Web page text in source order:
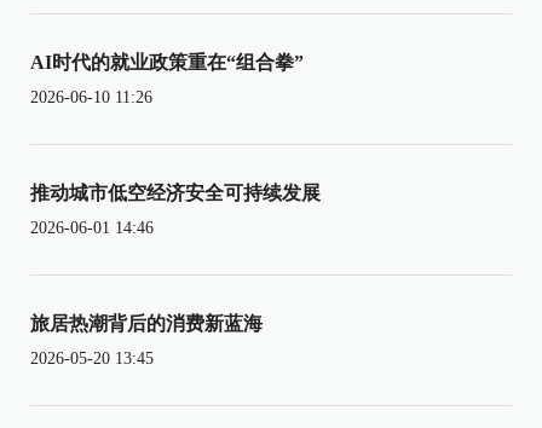
AI时代的就业政策重在“组合拳”
2026-06-10 11:26
推动城市低空经济安全可持续发展
2026-06-01 14:46
旅居热潮背后的消费新蓝海
2026-05-20 13:45